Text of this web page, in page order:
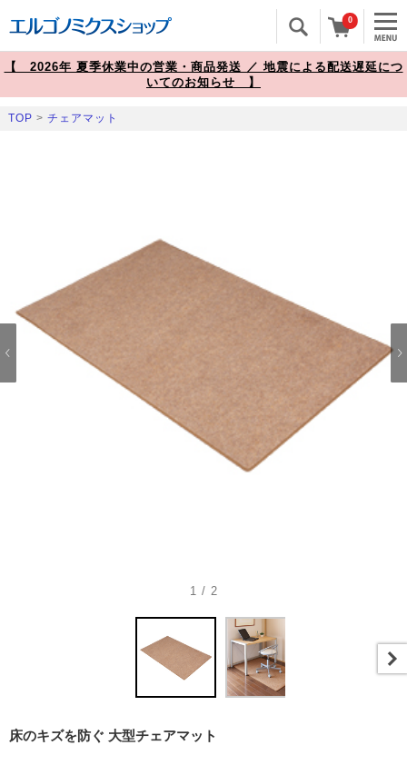
0
【 2026年 夏季休業中の営業・商品発送 ／ 地震による配送遅延につ
いてのお知らせ 】
TOP > チェアマット
1 / 2
床のキズを防ぐ 大型チェアマット